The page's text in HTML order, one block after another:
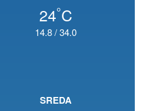
24°C
14.8/34.0
SREDA